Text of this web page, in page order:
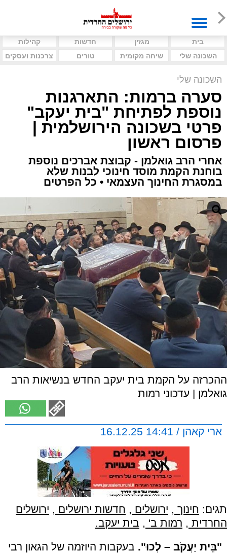
בית מגזין חדשות
קהילות
השכונה שלי
שיחה מקומית טורים צרכנות ועסקים
השכונה שלי
סערה ברמות: התארגנות
נוספת לפתיחת "בית יעקב"
פרטי בשכונה הירושלמית |
פרסום ראשון
אחרי הרב גואלמן - קבוצת אברכים נוספת
בוחנת הקמת מוסד חינוכי לבנות שלא
במסגרת החינוך העצמאי • כל הפרטים
ההכרזה על הקמת בית יעקב החדש בנשיאות הרב
גואלמן | עדכוני רמות
ארי קאהן / 14:41 16.12.25
תגים: חינוך , ירושלים , חדשות ירושלים , ירושלים
החרדית , רמות ב' , בית יעקב.
"בֵּית יַעֲקֹב – לְכוּ". בעקבות היוזמה של הגאון רבי